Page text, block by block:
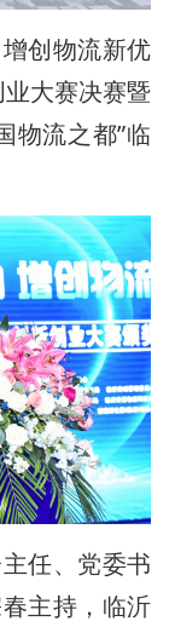
创物流新优
大赛决赛暨
物流之都”临
任、党委书
主持，临沂